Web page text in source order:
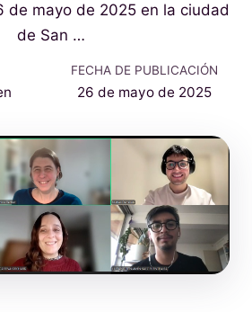
de mayo de 2025 en la ciudad
de San …
FECHA DE PUBLICACIÓN
26 de mayo de 2025